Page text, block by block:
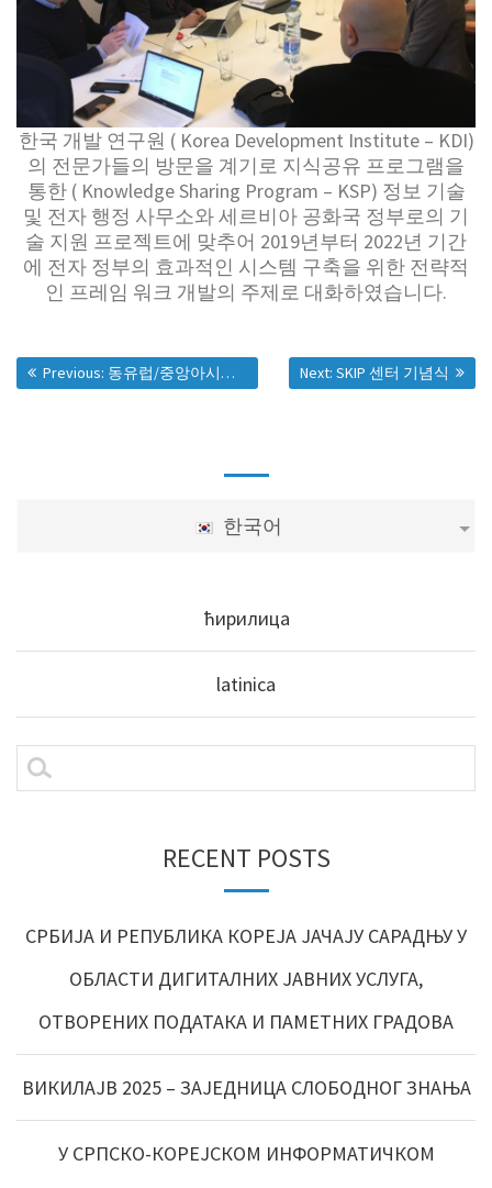
한국 개발 연구원 ( Korea Development Institute – KDI)
의 전문가들의 방문을 계기로 지식공유 프로그램을
통한 ( Knowledge Sharing Program – KSP) 정보 기술
및 전자 행정 사무소와 세르비아 공화국 정부로의 기
술 지원 프로젝트에 맞추어 2019년부터 2022년 기간
에 전자 정부의 효과적인 시스템 구축을 위한 전략적
인 프레임 워크 개발의 주제로 대화하였습니다.
Previous: 동유럽/중앙아시아국가의 공식 통계 품질 보장을 위한 국가 기준의 적용에 관한 워크숍 Next: SKIP 센터 기념식
한국어
ћирилица
latinica
RECENT POSTS
СРБИЈА И РЕПУБЛИКА КОРЕЈА ЈАЧАЈУ САРАДЊУ У
ОБЛАСТИ ДИГИТАЛНИХ ЈАВНИХ УСЛУГА,
ОТВОРЕНИХ ПОДАТАКА И ПАМЕТНИХ ГРАДОВА
ВИКИЛАЈВ 2025 – ЗАЈЕДНИЦА СЛОБОДНОГ ЗНАЊА
У СРПСКО-КОРЕЈСКОМ ИНФОРМАТИЧКОМ